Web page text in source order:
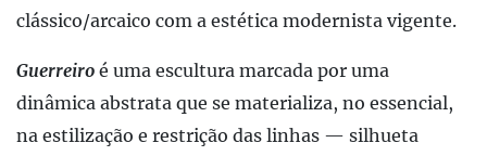
clássico/arcaico com a estética modernista vigente.
Guerreiro é uma escultura marcada por uma
dinâmica abstrata que se materializa, no essencial,
na estilização e restrição das linhas — silhueta